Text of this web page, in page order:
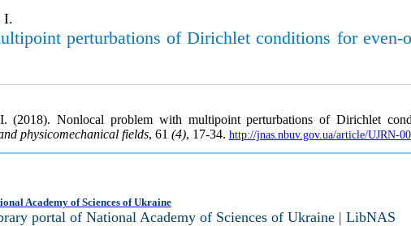
I.
perturbations of Dirichlet conditions for even-
(2018). Nonlocal problem with multipoint perturbations of Dirichlet
physicomechanical fields, 61 (4), 17-34. http://jnas.nbuv.gov.ua/article/UJRN-
Academy of Sciences of Ukraine
portal of National Academy of Sciences of Ukraine | LibNAS